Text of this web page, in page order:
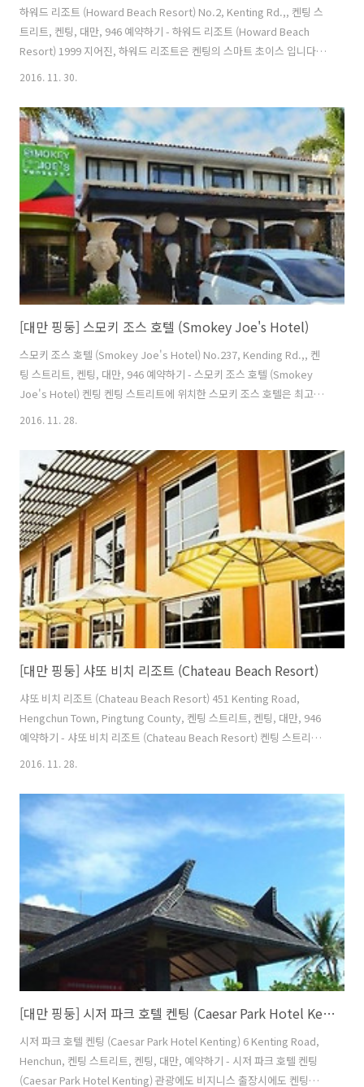
하워드 리조트 (Howard Beach Resort) No.2, Kenting Rd.,, 켄팅 스
트리트, 켄팅, 대만, 946 예약하기 - 하워드 리조트 (Howard Beach
Resort) 1999 지어진, 하워드 리조트은 켄팅의 스마트 초이스 입니다.
호텔은 도심에서 15km 떨어져 있으며 중요한 편의시설을 접근하기 쉽게
치콩 폭포 같이 셀수 없이 많은 관광지에서 한 걸음 움직이면 편안한 휴
식처가 되어 주는 곳입니다. 하워드 리조트 숙박시설은 손님들의 쾌적한
휴식을 위해 각 시설과 서비스를 제공합니다. 이 환상적인 호텔에서 여러
분은 Wi-Fi (무료/전 객실), 24시간 프런트 데스크, 장애인용 편의시설,
2016. 11. 30.
[대만 핑둥] 스모키 조스 호텔 (Smokey Joe's Hotel)
스모키 조스 호텔 (Smokey Joe's Hotel) No.237, Kending Rd.,, 켄
팅 스트리트, 켄팅, 대만, 946 예약하기 - 스모키 조스 호텔 (Smokey
Joe's Hotel) 켄팅 켄팅 스트리트에 위치한 스모키 조스 호텔은 최고의
즐거움과 편안함을 누릴 수 있는 가장 이상적인 곳 입니다. 도심에서 0
소와 경치를 구경하고, 호텔에서 멀지 않은 Kenting Street Night
Market, 치콩 폭포, 켄팅 국립 공원에서 즐거운 시간을 보낼 수 있습니
다. 스모키 조스 호텔에는 다양한 시설이 있어 켄팅에서의 시간을 풍요롭
게 해줍니다. Wi-Fi (무료/전 객실), 일일 청소 서비스, 식료품 배달 서비
스, ..
2016. 11. 28.
[대만 핑둥] 샤또 비치 리조트 (Chateau Beach Resort)
샤또 비치 리조트 (Chateau Beach Resort) 451 Kenting Road,
Hengchun Town, Pingtung County, 켄팅 스트리트, 켄팅, 대만, 946
예약하기 - 샤또 비치 리조트 (Chateau Beach Resort) 켄팅 스트리트
치콩 폭포, Kenting Street Night Market, 켄팅 국립 공원에 근접하고
친환경 호텔에서 특별한 편안함을 맛보실 수 있습니다. 샤또 비치 리조트
숙박시설은 고객님께서 최상의 서비스와 다양항 생활 편의시설을 제공
하며, 가능한한 편안하게 머무실 수 있도록 열성적으로 고객님을 모시고
있습니..
2016. 11. 28.
[대만 핑둥] 시저 파크 호텔 켄팅 (Caesar Park Hotel Kenting)
시저 파크 호텔 켄팅 (Caesar Park Hotel Kenting) 6 Kenting Road,
Henchun, 켄팅 스트리트, 켄팅, 대만, 예약하기 - 시저 파크 호텔 켄팅
(Caesar Park Hotel Kenting) 관광에도 비지니스 출장시에도 켄팅에